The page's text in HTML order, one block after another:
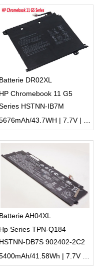
Batterie DR02XL
HP Chromebook 11 G5
HSTNN-IB7M
5676mAh/43.7WH | 7.7V | Li-ion ...
Batterie AH04XL
Hp Series TPN-Q184
HSTNN-DB7S 902402-2C2
855
5400mAh/41.58Wh | 7.7V | Li-ion ...